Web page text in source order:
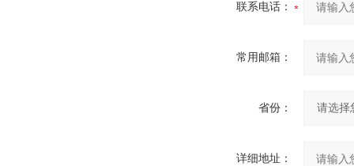
联系电话：
常用邮箱：
省份：
详细地址：